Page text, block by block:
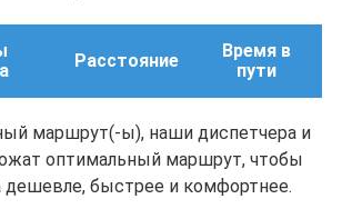
Расстояние
Время в
пути
маршрут(-ы), наши диспетчера и
оптимальный маршрут, чтобы
дешевле, быстрее и комфортнее.